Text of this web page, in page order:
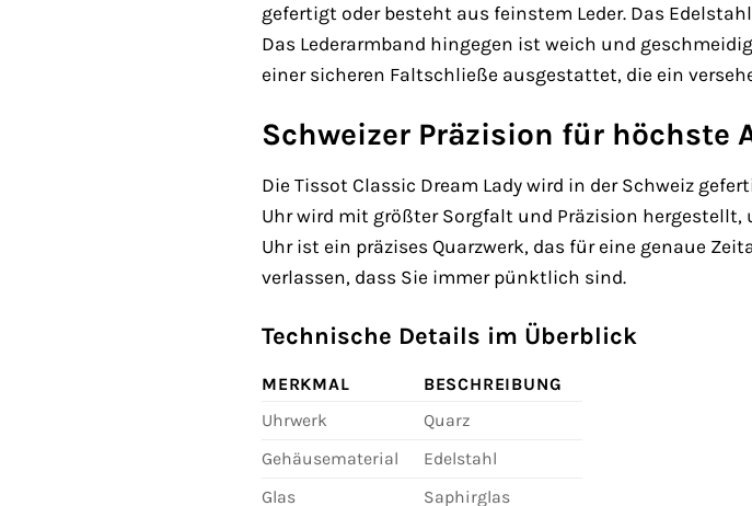
gefertigt oder besteht aus feinstem Leder. Das
Das Lederarmband hingegen ist weich und
einer sicheren Faltschließe ausgestattet, die ein
Schweizer Präzision für höchste
Die Tissot Classic Dream Lady wird in der Schweiz
Uhr wird mit größter Sorgfalt und Präzision
Uhr ist ein präzises Quarzwerk, das für eine genaue
verlassen, dass Sie immer pünktlich sind.
Technische Details im Überblick
MERKMAL
BESCHREIBUNG
Uhrwerk
Quarz
Gehäusematerial
Edelstahl
Glas
Saphirglas